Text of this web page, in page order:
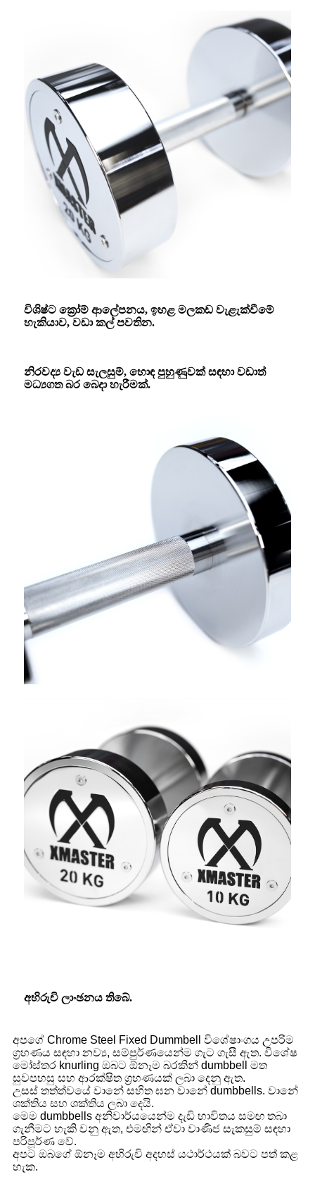
විශිෂ්ට ක්‍රෝම් ආලේපනය, ඉහළ මලකඩ වැළැක්වීමේ
හැකියාව, වඩා කල් පවතින.
නිරවද්‍ය වැඩ සැලසුම්, හොඳ පුහුණුවක් සඳහා වඩාත්
මධ්‍යගත බර බෙදා හැරීමක්.
අභිරුචි ලාංඡනය තිබේ.
අපගේ Chrome Steel Fixed Dummbell විශේෂාංගය උපරිම
ග්‍රහණය සඳහා නව්‍ය, සම්පුර්ණයෙන්ම ගැට ගැසී ඇත. විශේෂ
මෝස්තර knurling ඔබට ඕනෑම බරකින් dumbbell මත
සුවපහසු සහ ආරක්ෂිත ග්‍රහණයක් ලබා දෙනු ඇත.
උසස් තත්ත්වයේ වානේ සහිත ඝන වානේ dumbbells. වානේ
ශක්තිය සහ ශක්තිය ලබා දෙයි.
මෙම dumbbells අනිවාර්යයෙන්ම දැඩි භාවිතය සමඟ තබා
ගැනීමට හැකි වනු ඇත, එමඟින් ඒවා වාණිජ සැකසුම් සඳහා
පරිපූර්ණ වේ.
අපට ඔබගේ ඕනෑම අභිරුචි අදහස් යථාර්ථයක් බවට පත් කළ
හැක.